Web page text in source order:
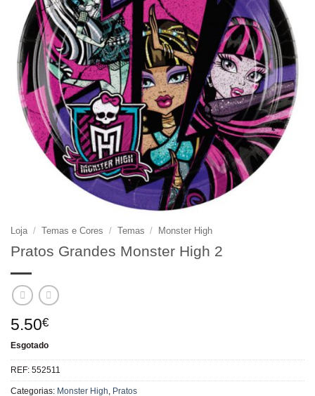
Loja / Temas e Cores / Temas / Monster High
Pratos Grandes Monster High 2
5.50€
Esgotado
REF: 552511
Categorias: Monster High Pratos